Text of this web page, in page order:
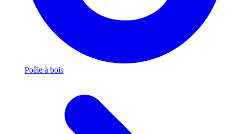
Poêle à bois